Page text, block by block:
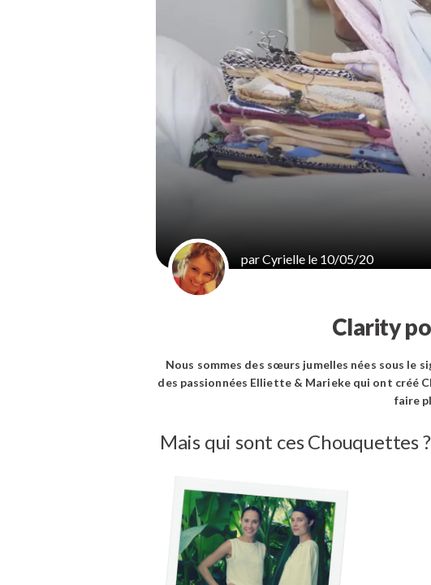
par Cyrielle le 10/05/20
Clarity
Nous sommes des sœurs jumelles nées sous le
des passionnées Elliette & Marieke qui ont créé
faire
Mais qui sont ces Chouquettes ?